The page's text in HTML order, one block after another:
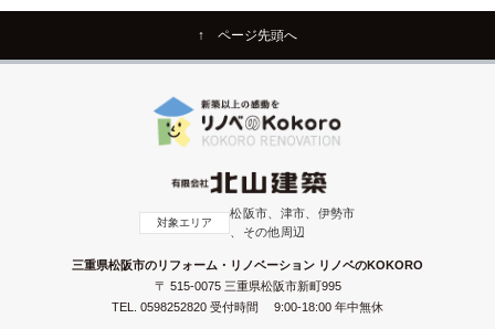
↑ ページ先頭へ
対象エリア
松阪市、津市、伊勢市
、その他周辺
三重県松阪市のリフォーム・リノベーション リノベのKOKORO
〒 515-0075 三重県松阪市新町995
TEL. 0598252820 受付時間 9:00-18:00 年中無休